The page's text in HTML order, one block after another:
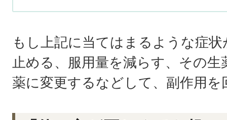
もし上記に当てはまるような症
止める、服用量を減らす、その
薬に変更するなどして、副作用